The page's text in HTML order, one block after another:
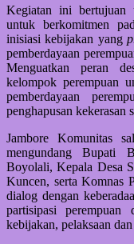
Kegiatan ini bertujuan
untuk berkomitmen
inisiasi kebijakan yang
pemberdayaan
Menguatkan peran
kelompok perempuan
pemberdayaan
penghapusan kekerasan
Jambore Komunitas
mengundang Bupati
Boyolali, Kepala Desa
Kuncen, serta Komnas
dialog dengan
partisipasi perempuan
kebijakan, pelaksaan